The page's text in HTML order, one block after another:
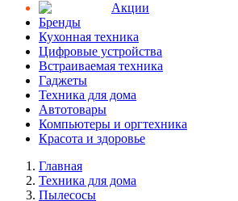
Aкции
Бренды
Кухонная техника
Цифровые устройства
Встраиваемая техника
Гаджеты
Техника для дома
Автотовары
Компьютеры и оргтехника
Красота и здоровье
Главная
Техника для дома
Пылесосы